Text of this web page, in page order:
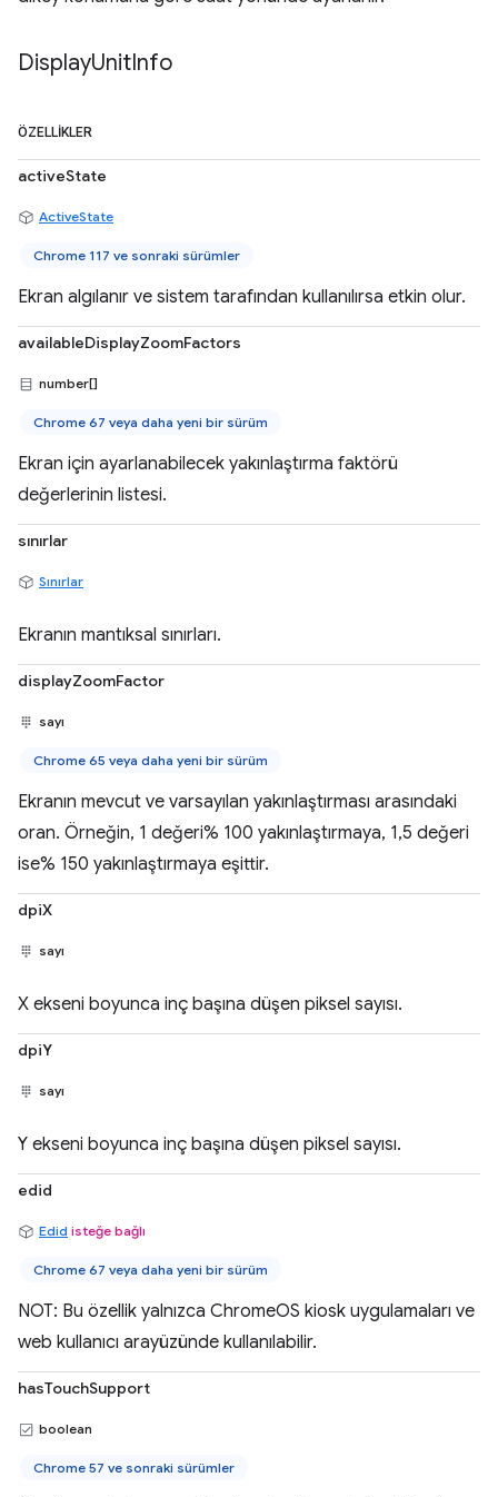
DisplayUnitInfo
ÖZELLIKLER
activeState
ActiveState
Chrome 117 ve sonraki sürümler
Ekran algılanır ve sistem tarafından kullanılırsa etkin olur.
availableDisplayZoomFactors
number[]
Chrome 67 veya daha yeni bir sürüm
Ekran için ayarlanabilecek yakınlaştırma faktörü
değerlerinin listesi.
sınırlar
Sınırlar
Ekranın mantıksal sınırları.
displayZoomFactor
sayı
Chrome 65 veya daha yeni bir sürüm
Ekranın mevcut ve varsayılan yakınlaştırması arasındaki
oran. Örneğin, 1 değeri% 100 yakınlaştırmaya, 1,5 değeri
ise% 150 yakınlaştırmaya eşittir.
dpiX
sayı
X ekseni boyunca inç başına düşen piksel sayısı.
dpiY
sayı
Y ekseni boyunca inç başına düşen piksel sayısı.
edid
Edid isteğe bağlı
Chrome 67 veya daha yeni bir sürüm
NOT: Bu özellik yalnızca ChromeOS kiosk uygulamaları ve
web kullanıcı arayüzünde kullanılabilir.
hasTouchSupport
boolean
Chrome 57 ve sonraki sürümler